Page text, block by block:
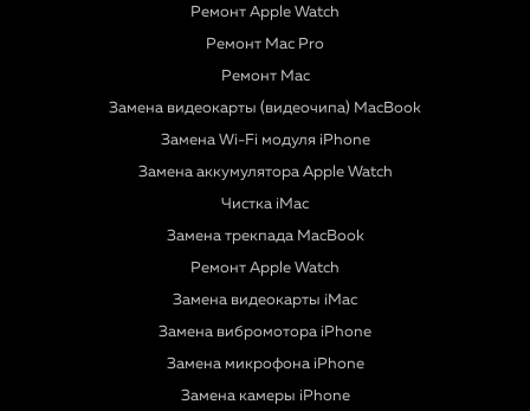
Ремонт Apple Watch
Ремонт Mac Pro
Ремонт Mac
Замена видеокарты (видеочипа) MacBook
Замена Wi-Fi модуля iPhone
Замена аккумулятора Apple Watch
Чистка iMac
Замена трекпада MacBook
Ремонт Apple Watch
Замена видеокарты iMac
Замена вибромотора iPhone
Замена микрофона iPhone
Замена камеры iPhone